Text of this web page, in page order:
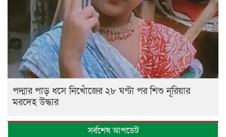
পদ্মার পাড় ধসে নিখোঁজের ২৮ ঘণ্টা পর শিশু নূরিয়ার
মরদেহ উদ্ধার
সর্বশেষ আপডেট